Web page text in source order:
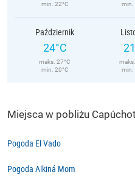
min. 22°C
min.
Październik
24°C
maks. 27°C
min. 20°C
min.
Miejsca w pobliżu Capúchotl
Pogoda El Vado
Pogoda Alkiná Mom